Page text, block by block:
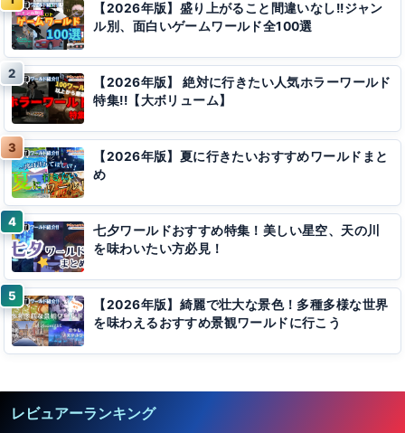
【2026年版】盛り上がること間違いなし!!ジャン
ル別、面白いゲームワールド全100選
【2026年版】 絶対に行きたい人気ホラーワールド
特集!!【大ボリューム】
【2026年版】夏に行きたいおすすめワールドまと
め
七夕ワールドおすすめ特集！美しい星空、天の川
を味わいたい方必見！
【2026年版】綺麗で壮大な景色！多種多様な世界
を味わえるおすすめ景観ワールドに行こう
レビュアーランキング